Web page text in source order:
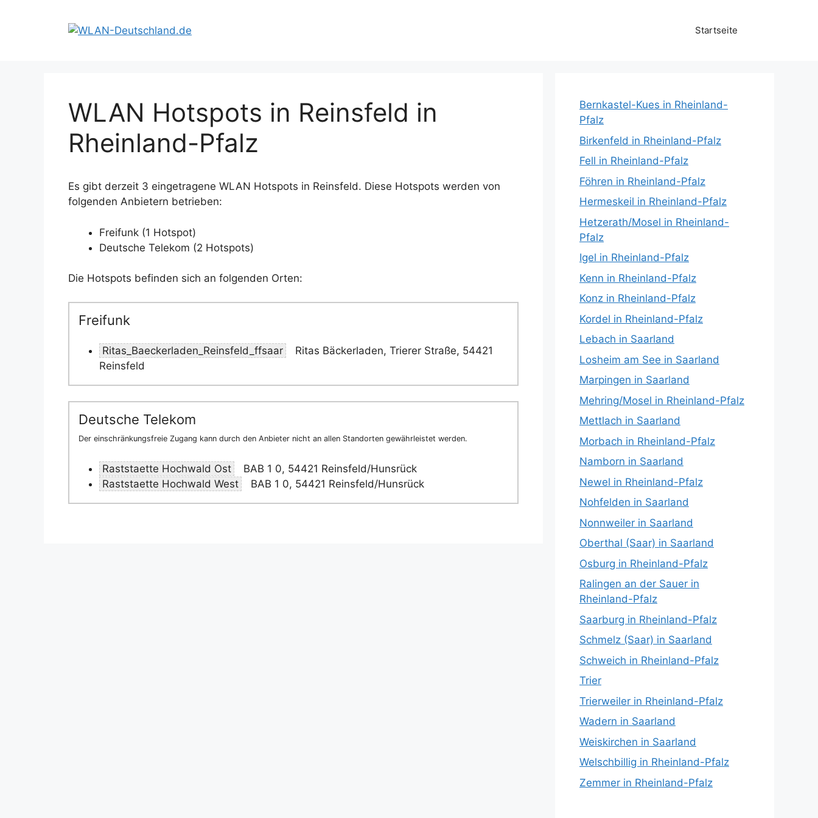
Startseite
WLAN Hotspots in Reinsfeld in
Rheinland-Pfalz
Es gibt derzeit 3 eingetragene WLAN Hotspots in Reinsfeld. Diese Hotspots werden von
folgenden Anbietern betrieben:
Freifunk (1 Hotspot)
Deutsche Telekom (2 Hotspots)
Die Hotspots befinden sich an folgenden Orten:
Freifunk
Ritas_Baeckerladen_Reinsfeld_ffsaar
Ritas Bäckerladen, Trierer Straße, 54421
Reinsfeld
Deutsche Telekom
Der einschränkungsfreie Zugang kann durch den Anbieter nicht an allen Standorten gewährleistet werden.
Raststaette Hochwald Ost
BAB 1 0, 54421 Reinsfeld/Hunsrück
Raststaette Hochwald West
BAB 1 0, 54421 Reinsfeld/Hunsrück
Bernkastel-Kues in Rheinland-
Pfalz
Birkenfeld in Rheinland-Pfalz
Fell in Rheinland-Pfalz
Föhren in Rheinland-Pfalz
Hermeskeil in Rheinland-Pfalz
Hetzerath/Mosel in Rheinland-
Pfalz
Igel in Rheinland-Pfalz
Kenn in Rheinland-Pfalz
Konz in Rheinland-Pfalz
Kordel in Rheinland-Pfalz
Lebach in Saarland
Losheim am See in Saarland
Marpingen in Saarland
Mehring/Mosel in Rheinland-Pfalz
Mettlach in Saarland
Morbach in Rheinland-Pfalz
Namborn in Saarland
Newel in Rheinland-Pfalz
Nohfelden in Saarland
Nonnweiler in Saarland
Oberthal (Saar) in Saarland
Osburg in Rheinland-Pfalz
Ralingen an der Sauer in
Rheinland-Pfalz
Saarburg in Rheinland-Pfalz
Schmelz (Saar) in Saarland
Schweich in Rheinland-Pfalz
Trier
Trierweiler in Rheinland-Pfalz
Wadern in Saarland
Weiskirchen in Saarland
Welschbillig in Rheinland-Pfalz
Zemmer in Rheinland-Pfalz